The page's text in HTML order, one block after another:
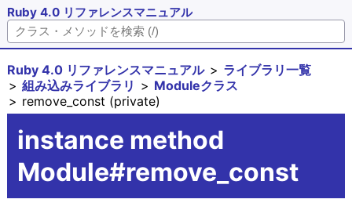
Ruby 4.0 リファレンスマニュアル
Ruby 4.0 リファレンスマニュアル
ライブラリ一覧
組み込みライブラリ
Moduleクラス
remove_const (private)
instance method
Module#remove_const